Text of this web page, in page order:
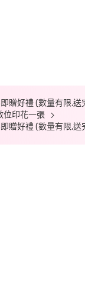
贈好禮 (數量有限,送
位印花一張
贈好禮 (數量有限,送